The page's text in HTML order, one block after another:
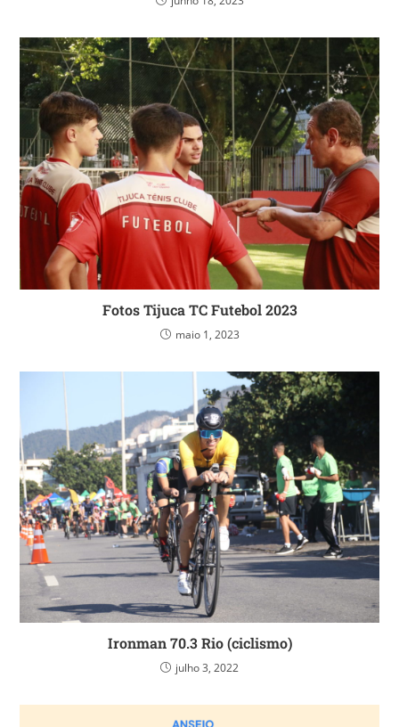
Fotos Tijuca TC Futebol 2023
maio 1, 2023
Ironman 70.3 Rio (ciclismo)
julho 3, 2022